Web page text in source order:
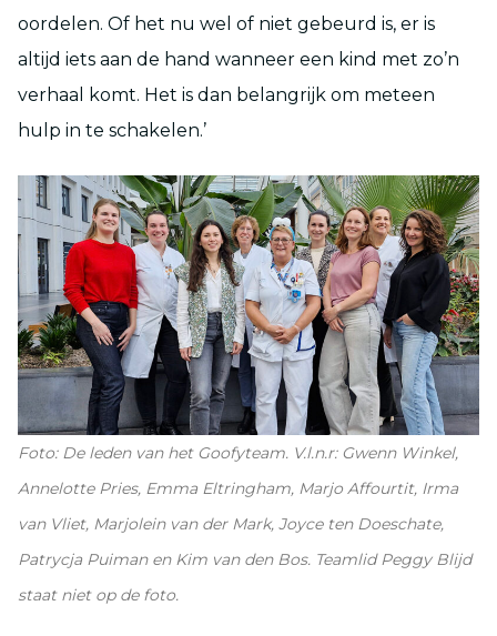
oordelen. Of het nu wel of niet gebeurd is, er is
altijd iets aan de hand wanneer een kind met zo’n
verhaal komt. Het is dan belangrijk om meteen
hulp in te schakelen.’
Foto: De leden van het Goofyteam. V.l.n.r: Gwenn Winkel,
Annelotte Pries, Emma Eltringham, Marjo Affourtit, Irma
van Vliet, Marjolein van der Mark, Joyce ten Doeschate,
Patrycja Puiman en Kim van den Bos. Teamlid Peggy Blijd
staat niet op de foto.